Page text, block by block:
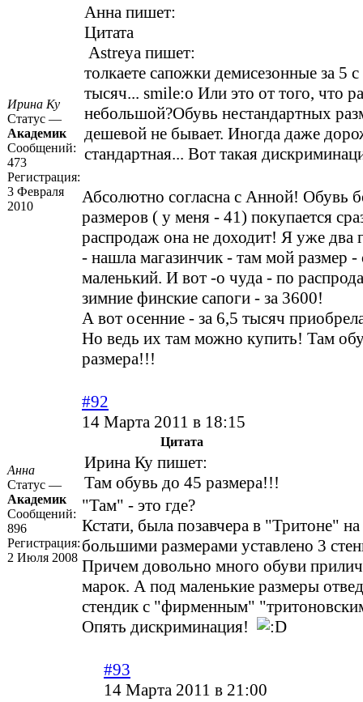
Ирина Ку
Статус —
Академик
Сообщений:
473
Регистрация:
3 Февраля
2010
Анна пишет:
Цитата
Astreya пишет:
толкаете сапожки демисезонные за 5
тысяч... smile:o Или это от того, что
небольшой?Обувь нестандартных
дешевой не бывает. Иногда даже
стандартная... Вот такая
Абсолютно согласна с Анной! Обувь
размеров ( у меня - 41) покупается
распродаж она не доходит! Я уже два
- нашла магазинчик - там мой размер
маленький. И вот -о чуда - по
зимние финские сапоги - за 3600!
А вот осенние - за 6,5 тысяч
Но ведь их там можно купить! Там
размера!!!
Анна
Статус —
Академик
Сообщений:
896
Регистрация:
2 Июля 2008
#92
14 Марта 2011 в 18:15
Цитата
Ирина Ку пишет:
Там обувь до 45 размера!!!
"Там" - это где?
Кстати, была позавчера в "Тритоне"
большими размерами уставлено 3
Причем довольно много обуви
марок. А под маленькие размеры
стендик с "фирменным"
Опять дискриминация!
#93
14 Марта 2011 в 21:00